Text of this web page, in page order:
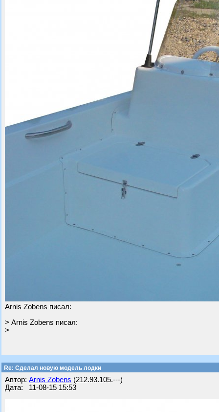
Arnis Zobens писал:
> Arnis Zobens писал:
>
Re: Cделал новую модель лодки
Автор: Arnis Zobens (212.93.105.---)
Дата: 11-08-15 15:53